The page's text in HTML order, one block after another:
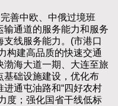
善中欧、中俄过境班
通道的服务能力和服务
线服务能力。(市港口
构建高品质的快速交通
渤海大道一期、大连至旅
基础设施建设，优化布
通屯油路和“四好农村
度；强化国省干线低标